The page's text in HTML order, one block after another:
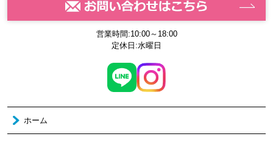
営業時間:10:00～18:00
定休日:水曜日
ホーム